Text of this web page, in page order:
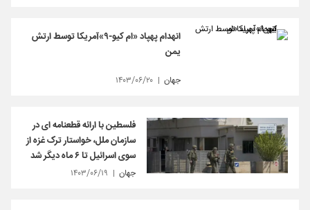
انهدام پهپاد «ام کیو-۹»آمریکا توسط ارتش
یمن
جهان ۱۴۰۳/۰۶/۲۰
فلسطین با ارائه قطعنامه ای در
سازمان ملل، خواستار ترک غزه از
سوی اسرائیل تا ۶ ماه دیگر شد
جهان ۱۴۰۳/۰۶/۱۹